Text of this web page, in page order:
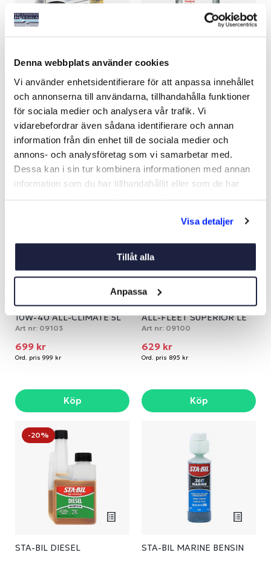
Denna webbplats använder cookies
Vi använder enhetsidentifierare för att anpassa innehållet
och annonserna till användarna, tillhandahålla funktioner
för sociala medier och analysera vår trafik. Vi
vidarebefordrar även sådana identifierare och annan
information från din enhet till de sociala medier och
annons- och analysföretag som vi samarbetar med.
Dessa kan i sin tur kombinera informationen med annan
information som du har tillhandahållit eller som de har
Visa detaljer
Tillåt alla
Anpassa
BAYSTAR COMPACT UPP
TILL 150HK HY
Art nr: 96621
7 990 kr
Ord. netto 10 495 kr
Köp
MOBIL VÄXELHUSOLJA
80W/90
Art nr: V08805
Från 149 kr
Ord. pris 185 kr
Se varianter
MOTOROLJA VALVOLINE
10W-40 ALL-CLIMATE 5L
Art nr: 09103
699 kr
Ord. pris 999 kr
Köp
MOTOROLJA VALVOLINE
ALL-FLEET SUPERIOR LE
15W-40 5L
Art nr: 09100
629 kr
Ord. pris 895 kr
Köp
-20%
STA-BIL DIESEL STA-BIL MARINE BENSIN